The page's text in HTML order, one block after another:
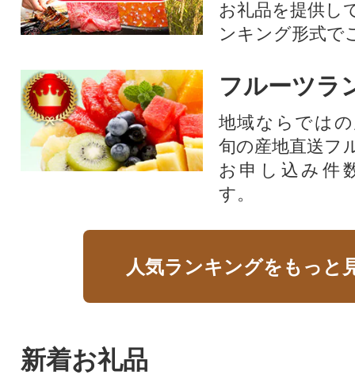
お礼品を提供し
ンキング形式で
フルーツラ
地域ならでは
旬の産地直送フ
お申し込み件
す。
人気ランキングをもっと
新着お礼品